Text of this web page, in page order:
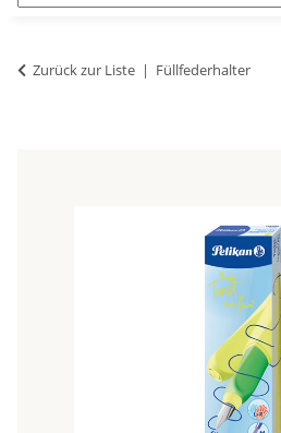
Zurück zur Liste Füllfederhalter